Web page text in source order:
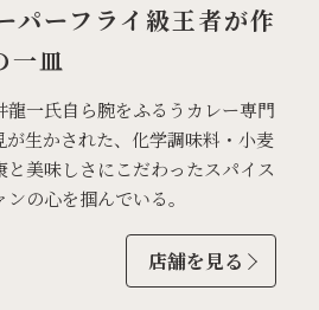
パーフライ級王者が作
一皿
一氏自ら腕をふるうカレー専門
が生かされた、化学調味料・小麦
美味しさにこだわったスパイス
の心を掴んでいる。
店舗を見る